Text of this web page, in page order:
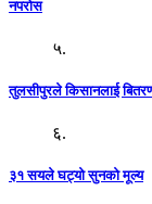
नपरोस
५.
तुलसीपुरले किसानलाई
६.
३१ सयले घट्यो सुनको मूल्य